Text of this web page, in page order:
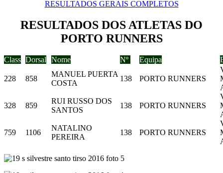
RESULTADOS GERAIS COMPLETOS
RESULTADOS DOS ATLETAS DO
PORTO RUNNERS
Class Dorsal Nome Nº Equipa
228 858
MANUEL PUERTA
COSTA
138 PORTO RUNNERS
328 859
RUI RUSSO DOS
SANTOS
138 PORTO RUNNERS
759 1106
NATALINO
PEREIRA
138 PORTO RUNNERS